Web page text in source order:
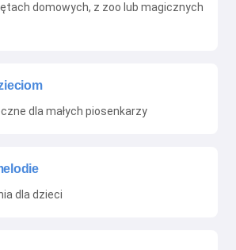
domowych, z zoo lub magicznych
dla małych piosenkarzy
dla dzieci